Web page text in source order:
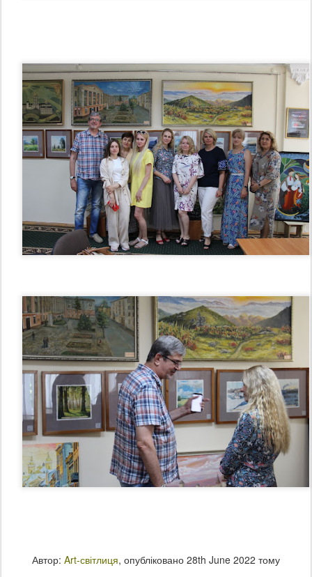
Автор: Art-світлиця, опубліковано 28th June 2022 тому